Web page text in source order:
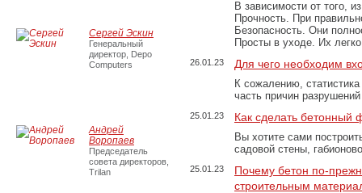
В зависимости от того,
Прочность. При
Безопасность. Они
Просты в уходе. Их
26.01.23 Для чего необходим
К сожалению,
часть причин
25.01.23 Как сделать бетонный
Вы хотите сами
садовой стены,
25.01.23
Почему бетон по-
строительным
Сергей Эскин
Генеральный
директор, Depo
Computers
Андрей
Воропаев
Председатель
совета директоров,
Trilan